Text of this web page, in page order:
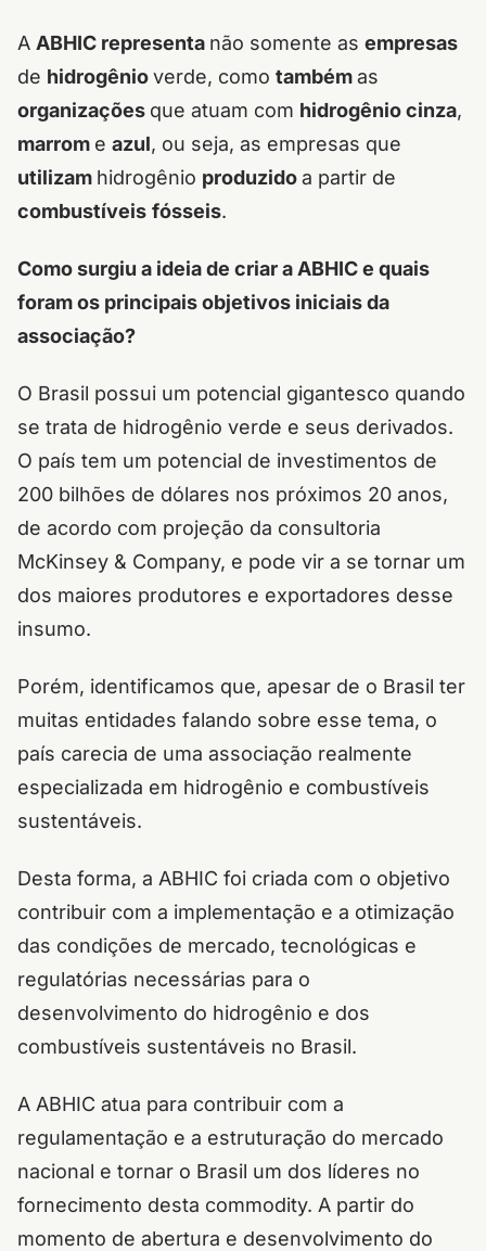
A ABHIC representa não somente as empresas
de hidrogênioverde, como tambémas
organizações que atuam com hidrogênio cinza,
marrom e azul, ou seja, as empresas que
utilizam hidrogênio produzidoa partir de
combustíveis fósseis.
Como surgiu a ideia de criar a ABHIC e quais
foram os principais objetivos iniciais da
associação?
O Brasil possui um potencial gigantesco quando
se trata de hidrogênio verde e seus derivados.
O país tem um potencial de investimentos de
200 bilhões de dólares nos próximos 20 anos,
de acordo com projeção da consultoria
McKinsey & Company, e pode vir a se tornar um
dos maiores produtores e exportadores desse
insumo.
Porém, identificamos que, apesar de o Brasil ter
muitas entidades falando sobre esse tema, o
país carecia de uma associação realmente
especializada em hidrogênio e combustíveis
sustentáveis.
Desta forma, a ABHIC foi criada com o objetivo
contribuir com a implementação e a otimização
das condições de mercado, tecnológicas e
regulatórias necessárias para o
desenvolvimento do hidrogênio e dos
combustíveis sustentáveis no Brasil.
A ABHIC atua para contribuir com a
regulamentação e a estruturação do mercado
nacional e tornar o Brasil um dos líderes no
fornecimento desta commodity. A partir do
momento de abertura e desenvolvimento do